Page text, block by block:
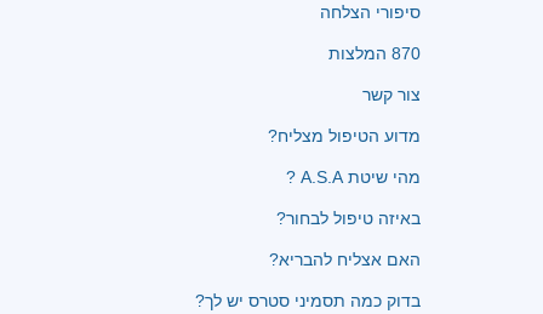
סיפורי הצלחה
870 המלצות
צור קשר
מדוע הטיפול מצליח?
מהי שיטת A.S.A ?
באיזה טיפול לבחור?
האם אצליח להבריא?
בדוק כמה תסמיני סטרס יש לך?